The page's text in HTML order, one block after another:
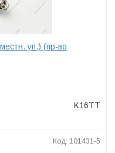
уп.) (пр-во
K16TT
Код: 101431-5